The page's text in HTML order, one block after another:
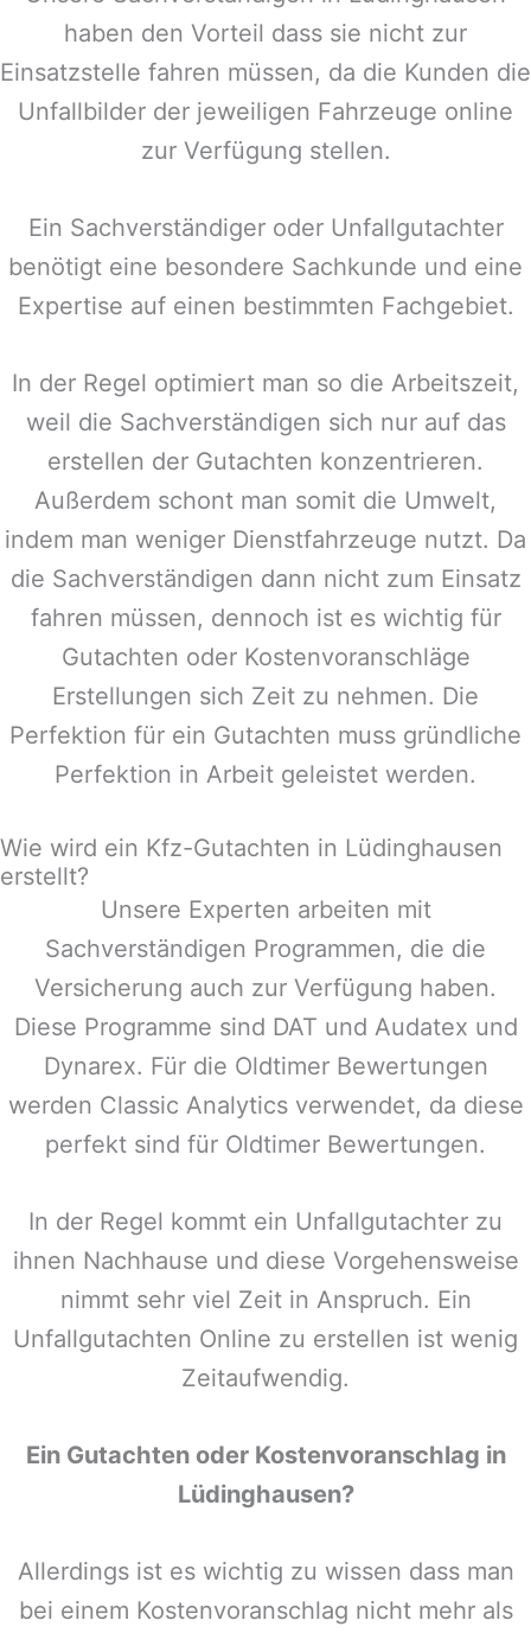
haben den Vorteil dass sie nicht zur
Einsatzstelle fahren müssen, da die Kunden die
Unfallbilder der jeweiligen Fahrzeuge online
zur Verfügung stellen.
Ein Sachverständiger oder Unfallgutachter
benötigt eine besondere Sachkunde und eine
Expertise auf einen bestimmten Fachgebiet.
In der Regel optimiert man so die Arbeitszeit,
weil die Sachverständigen sich nur auf das
erstellen der Gutachten konzentrieren.
Außerdem schont man somit die Umwelt,
indem man weniger Dienstfahrzeuge nutzt. Da
die Sachverständigen dann nicht zum Einsatz
fahren müssen, dennoch ist es wichtig für
Gutachten oder Kostenvoranschläge
Erstellungen sich Zeit zu nehmen. Die
Perfektion für ein Gutachten muss gründliche
Perfektion in Arbeit geleistet werden.
Wie wird ein Kfz-Gutachten in Lüdinghausen
erstellt?
Unsere Experten arbeiten mit
Sachverständigen Programmen, die die
Versicherung auch zur Verfügung haben.
Diese Programme sind DAT und Audatex und
Dynarex. Für die Oldtimer Bewertungen
werden Classic Analytics verwendet, da diese
perfekt sind für Oldtimer Bewertungen.
In der Regel kommt ein Unfallgutachter zu
ihnen Nachhause und diese Vorgehensweise
nimmt sehr viel Zeit in Anspruch. Ein
Unfallgutachten Online zu erstellen ist wenig
Zeitaufwendig.
Ein Gutachten oder Kostenvoranschlag in
Lüdinghausen?
Allerdings ist es wichtig zu wissen dass man
bei einem Kostenvoranschlag nicht mehr als